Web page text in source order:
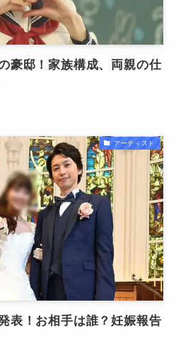
豪邸！家族構成、両親の仕
アーティスト
表！お相手は誰？妊娠報告